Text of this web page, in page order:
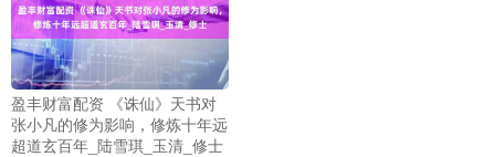
盈丰财富配资 《诛仙》天书对
张小凡的修为影响，修炼十年远
超道玄百年_陆雪琪_玉清_修士